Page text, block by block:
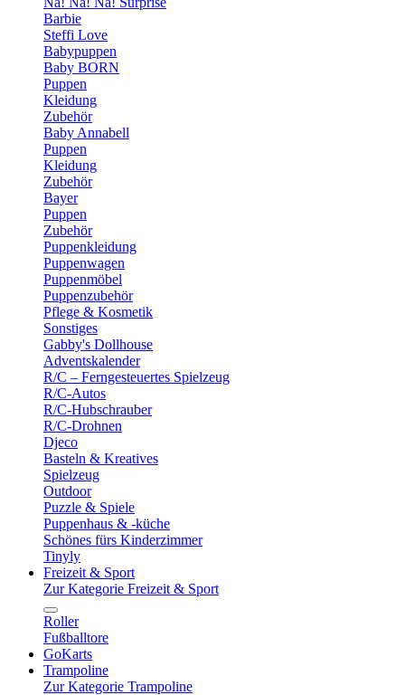
Barbie
Steffi Love
Babypuppen
Baby BORN
Puppen
Kleidung
Zubehör
Baby Annabell
Puppen
Kleidung
Zubehör
Bayer
Puppen
Zubehör
Puppenkleidung
Puppenwagen
Puppenmöbel
Puppenzubehör
Pflege & Kosmetik
Sonstiges
Gabby's Dollhouse
Adventskalender
R/C – Ferngesteuertes Spielzeug
R/C-Autos
R/C-Hubschrauber
R/C-Drohnen
Djeco
Basteln & Kreatives
Spielzeug
Outdoor
Puzzle & Spiele
Puppenhaus & -küche
Schönes fürs Kinderzimmer
Tinyly
Freizeit & Sport
Zur Kategorie Freizeit & Sport
Roller
Fußballtore
GoKarts
Trampoline
Zur Kategorie Trampoline